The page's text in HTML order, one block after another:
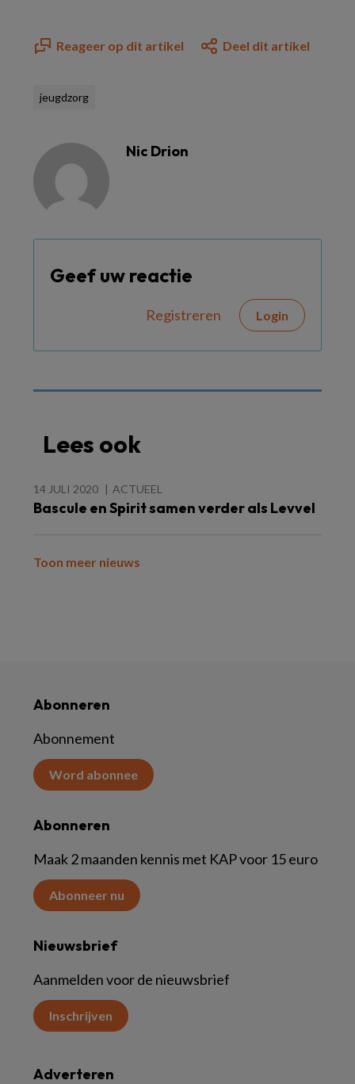
Reageer op dit artikel Deel dit artikel
jeugdzorg
Nic Drion
Geef uw reactie
Registreren Login
Lees ook
14 JULI 2020 ACTUEEL
Bascule en Spirit samen verder als Levvel
Toon meer nieuws
Abonneren
Abonnement
Word abonnee
Abonneren
Maak 2 maanden kennis met KAP voor 15 euro
Abonneer nu
Nieuwsbrief
Aanmelden voor de nieuwsbrief
Inschrijven
Adverteren